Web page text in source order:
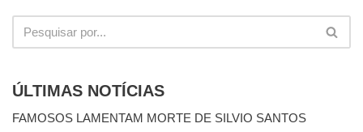
ÚLTIMAS NOTÍCIAS
FAMOSOS LAMENTAM MORTE DE SILVIO SANTOS